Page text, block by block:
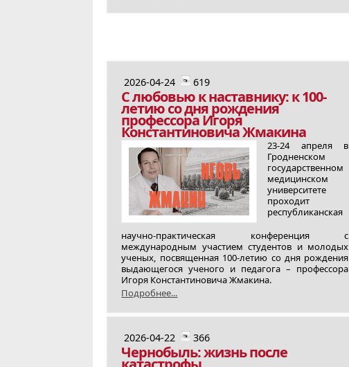
2026-04-24 619
С любовью к наставнику: к 100-
летию со дня рождения
профессора Игоря
Константиновича Жмакина
23-24 апреля в
Гродненском
государственном
медицинском
университете
проходит
республиканская
научно‑практическая конференция с
международным участием студентов и молодых
ученых, посвященная 100‑летию со дня рождения
выдающегося ученого и педагога – профессора
Игоря Константиновича Жмакина.
Подробнее...
2026-04-22 366
Чернобыль: жизнь после